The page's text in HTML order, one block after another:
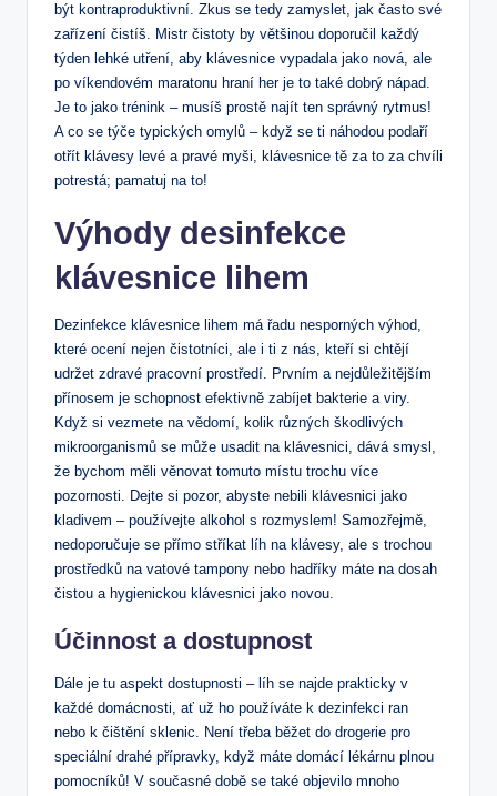
být kontraproduktivní. Zkus se tedy zamyslet, jak často své
zařízení čistíš. Mistr čistoty by většinou doporučil každý
týden lehké utření, aby klávesnice vypadala jako nová, ale
po víkendovém maratonu hraní her je to také dobrý nápad.
Je to jako trénink – musíš prostě najít ten správný rytmus!
A co se týče typických omylů – když se ti náhodou podaří
otřít klávesy levé a pravé myši, klávesnice tě za to za chvíli
potrestá; pamatuj na to!
Výhody desinfekce
klávesnice lihem
Dezinfekce klávesnice lihem má řadu nesporných výhod,
které ocení nejen čistotníci, ale i ti z nás, kteří si chtějí
udržet zdravé pracovní prostředí. Prvním a nejdůležitějším
přínosem je schopnost efektivně zabíjet bakterie a viry.
Když si vezmete na vědomí, kolik různých škodlivých
mikroorganismů se může usadit na klávesnici, dává smysl,
že bychom měli věnovat tomuto místu trochu více
pozornosti. Dejte si pozor, abyste nebili klávesnici jako
kladivem – používejte alkohol s rozmyslem! Samozřejmě,
nedoporučuje se přímo stříkat líh na klávesy, ale s trochou
prostředků na vatové tampony nebo hadříky máte na dosah
čistou a hygienickou klávesnici jako novou.
Účinnost a dostupnost
Dále je tu aspekt dostupnosti – líh se najde prakticky v
každé domácnosti, ať už ho používáte k dezinfekci ran
nebo k čištění sklenic. Není třeba běžet do drogerie pro
speciální drahé přípravky, když máte domácí lékárnu plnou
pomocníků! V současné době se také objevilo mnoho